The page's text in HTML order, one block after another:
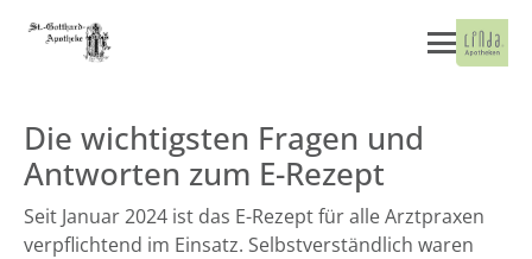
Die wichtigsten Fragen und
Antworten zum E-Rezept
Seit Januar 2024 ist das E-Rezept für alle Arztpraxen
verpflichtend im Einsatz. Selbstverständlich waren